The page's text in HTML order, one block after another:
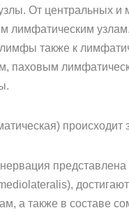
От центральных и
лимфатическим
также к
паховым
происходит
а также в составе